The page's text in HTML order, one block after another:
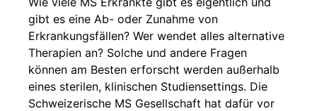
gibt es eine Ab- oder Zunahme von
Erkrankungsfällen? Wer wendet alles alternative
Therapien an? Solche und andere Fragen
können am Besten erforscht werden außerhalb
eines sterilen, klinischen Studiensettings. Die
Schweizerische MS Gesellschaft hat dafür vor